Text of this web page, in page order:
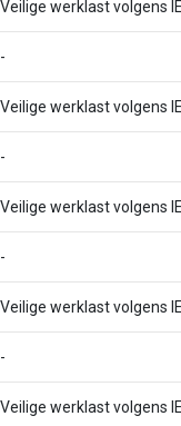
Veilige werklast volgens
-
Veilige werklast volgens
-
Veilige werklast volgens
-
Veilige werklast volgens
-
Veilige werklast volgens